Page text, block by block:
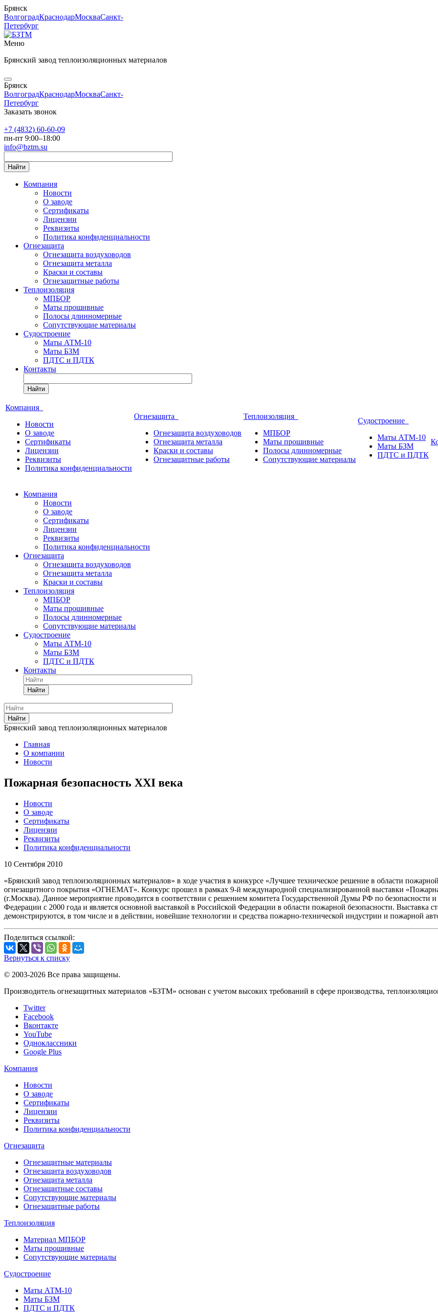
Брянск
ВолгоградКраснодарМоскваСанкт-
Петербург
Меню
Брянский завод теплоизоляционных материалов
Брянск
ВолгоградКраснодарМоскваСанкт-
Петербург
Заказать звонок
+7 (4832) 60-60-09
пн-пт 9:00–18:00
info@bztm.su
Найти
Компания
Новости
О заводе
Сертификаты
Лицензии
Реквизиты
Политика конфиденциальности
Огнезащита
Огнезащита воздуховодов
Огнезащита металла
Краски и составы
Огнезащитные работы
Теплоизоляция
МПБОР
Маты прошивные
Полосы длинномерные
Сопутствующие материалы
Судостроение
Маты АТМ-10
Маты БЗМ
ПДТС и ПДТК
Контакты
Найти
Компания
Новости
О заводе
Сертификаты
Лицензии
Реквизиты
Политика конфиденциальности
Огнезащита
Огнезащита воздуховодов
Огнезащита металла
Краски и составы
Огнезащитные работы
Теплоизоляция
МПБОР
Маты прошивные
Полосы длинномерные
Сопутствующие материалы
Судостроение
Маты АТМ-10
Маты БЗМ
ПДТС и ПДТК
Компания
Новости
О заводе
Сертификаты
Лицензии
Реквизиты
Политика конфиденциальности
Огнезащита
Огнезащита воздуховодов
Огнезащита металла
Краски и составы
Теплоизоляция
МПБОР
Маты прошивные
Полосы длинномерные
Сопутствующие материалы
Судостроение
Маты АТМ-10
Маты БЗМ
ПДТС и ПДТК
Контакты
Найти
Найти
Брянский завод теплоизоляционных материалов
Главная
О компании
Новости
Пожарная безопасность XXI века
Новости
О заводе
Сертификаты
Лицензии
Реквизиты
Политика конфиденциальности
10 Сентября 2010
«Брянский завод теплоизоляционных материалов» в ходе участия в конкурсе «Лучшее техническое решение в области
огнезащитного покрытия «ОГНЕМАТ». Конкурс прошел в рамках 9-й международной специализированной выставки
(г.Москва). Данное мероприятие проводится в соответствии с решением комитета Государственной Думы РФ по
Федерации с 2000 года и является основной выставкой в Российской Федерации в области пожарной безопасности. Выставка
демонстрируются, в том числе и в действии, новейшие технологии и средства пожарно-технической индустрии и пожарной
Поделиться ссылкой:
Вернуться к списку
© 2003-2026 Все права защищены.
Производитель огнезащитных материалов «БЗТМ» основан с учетом высоких требований в сфере производства,
Twitter
Facebook
Вконтакте
YouTube
Одноклассники
Google Plus
Компания
Новости
О заводе
Сертификаты
Лицензии
Реквизиты
Политика конфиденциальности
Огнезащита
Огнезащитные материалы
Огнезащита воздуховодов
Огнезащита металлa
Огнезащитные составы
Сопутствующие материалы
Огнезащитные работы
Теплоизоляция
Материал МПБОР
Маты прошивные
Сопутствующие материалы
Судостроение
Маты АТМ-10
Маты БЗМ
ПДТС и ПДТК